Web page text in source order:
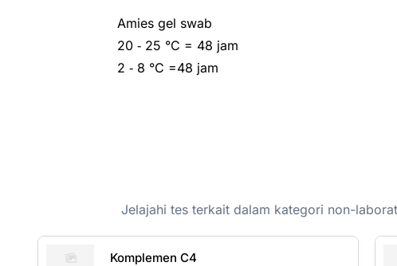
Amies gel swab
20 ‑ 25 °C = 48 jam
2 ‑ 8 °C =48 jam
Jelajahi tes terkait dalam kategori non-
Komplemen C4